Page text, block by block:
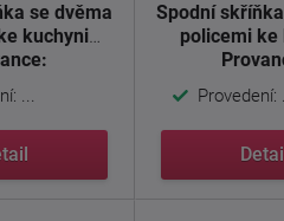
se dvěma
kuchyni
...
Spodní
policemi ke
Provedení: